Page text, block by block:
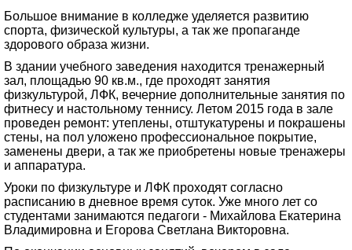
Большое внимание в колледже уделяется развитию
спорта, физической культуры, а так же пропаганде
здорового образа жизни.
В здании учебного заведения находится тренажерный
зал, площадью 90 кв.м., где проходят занятия
физкультурой, ЛФК, вечерние дополнительные занятия по
фитнесу и настольному теннису. Летом 2015 года в зале
проведен ремонт: утеплены, отштукатурены и покрашены
стены, на пол уложено профессиональное покрытие,
заменены двери, а так же приобретены новые тренажеры
и аппаратура.
Уроки по физкультуре и ЛФК проходят согласно
расписанию в дневное время суток. Уже много лет со
студентами занимаются педагоги - Михайлова Екатерина
Владимировна и Егорова Светлана Викторовна.